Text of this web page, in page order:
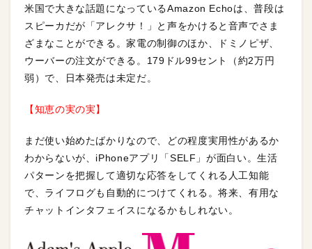
米国で大きな話題になっているAmazon Echoは、普段は
スピーカだが「アレクサ！」と声をかけると音声でさま
ざまなことができる。家電の制御のほか、ドミノピザ、
ウーバーの注文ができる。179ドル99セント（約2万円
弱）で、日本発売は未定だ。
【知恵の実の実】
まだ使い始めたばかりなので、どの程度実用性があるか
わからないが、iPhoneアプリ「SELF」が面白い。生活
パターンを把握して適切な応答をしてくれる人工知能
で、ライフログも自動的につけてくれる。将来、有用な
チャットインタフェイスになるかもしれない。